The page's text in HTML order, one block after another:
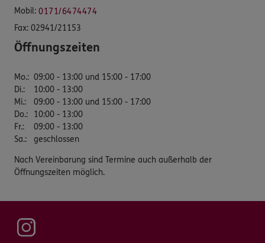
Mobil: 0171/6474474
Fax: 02941/21153
Öffnungszeiten
Mo.: 09:00 - 13:00 und 15:00 - 17:00
Di.:
10:00 - 13:00
Mi.:
09:00 - 13:00 und 15:00 - 17:00
Do.:
10:00 - 13:00
Fr.:
09:00 - 13:00
Sa.: geschlossen
Nach Vereinbarung sind Termine auch außerhalb der
Öffnungszeiten möglich.